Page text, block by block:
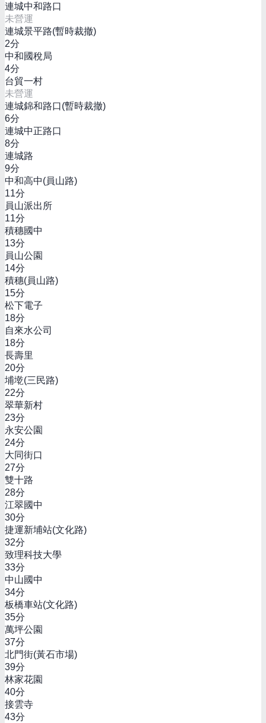
連城中和路口
未營運
連城景平路(暫時裁撤)
2分
中和國稅局
4分
台貿一村
未營運
連城錦和路口(暫時裁撤)
6分
連城中正路口
8分
連城路
9分
中和高中(員山路)
11分
員山派出所
11分
積穗國中
13分
員山公園
14分
積穗(員山路)
15分
松下電子
18分
自來水公司
18分
長壽里
20分
埔墘(三民路)
22分
翠華新村
23分
永安公園
24分
大同街口
27分
雙十路
28分
江翠國中
30分
捷運新埔站(文化路)
32分
致理科技大學
33分
中山國中
34分
板橋車站(文化路)
35分
萬坪公園
37分
北門街(黃石市場)
39分
林家花園
40分
接雲寺
43分